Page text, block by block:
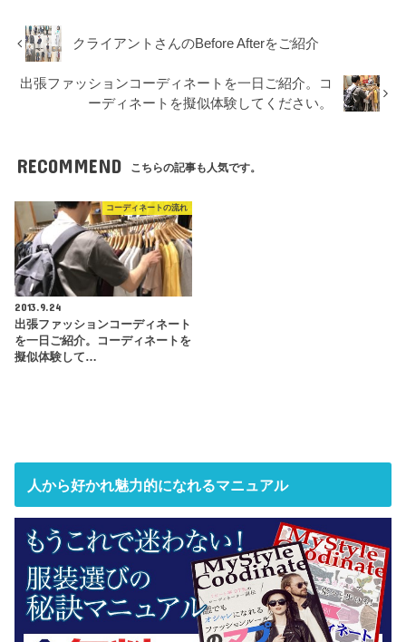
クライアントさんのBefore Afterをご紹介
出張ファッションコーディネートを一日ご紹介。コ
ーディネートを擬似体験してください。
RECOMMEND こちらの記事も人気です。
コーディネートの流れ
2013.9.24
出張ファッションコーディネート
を一日ご紹介。コーディネートを
擬似体験して…
人から好かれ魅力的になれるマニュアル